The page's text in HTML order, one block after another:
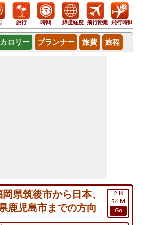
旅行 時間 緯度経度 飛行距離 飛行時間
ロリー プランナー 旅費 旅程
2 H
54 M
Go
岡県筑後市から日本、
鹿児島市までの方向